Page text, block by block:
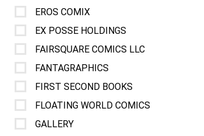
EROS COMIX
EX POSSE HOLDINGS
FAIRSQUARE COMICS LLC
FANTAGRAPHICS
FIRST SECOND BOOKS
FLOATING WORLD COMICS
GALLERY